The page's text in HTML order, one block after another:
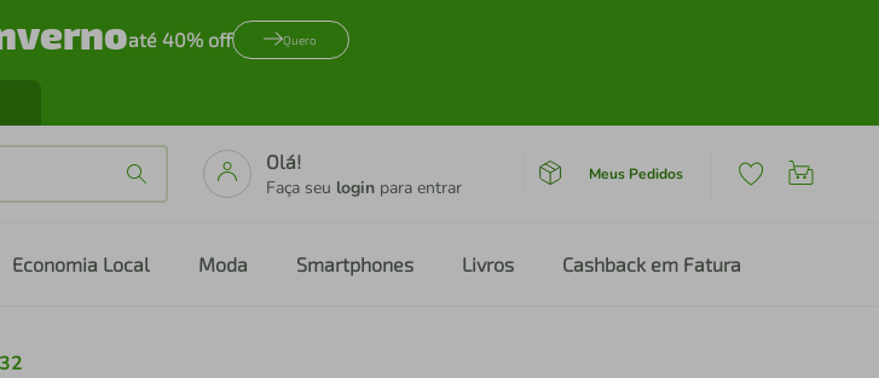
até 40% off Quero
Olá!
Faça seu login para entrar
Meus Pedidos
Economia Local Moda Smartphones Livros Cashback em Fatura